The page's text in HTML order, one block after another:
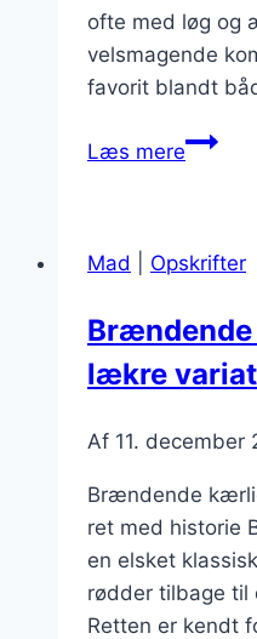
ofte med løg og
velsmagende
favorit blandt
Læs mere
til
Mad Opskrifter
lækre
Af 11. december
Brændende
ret med historie
en elsket
rødder tilbage til
Retten er kendt